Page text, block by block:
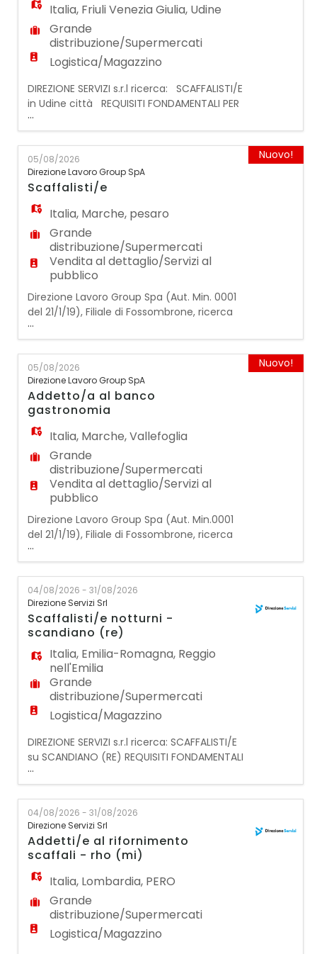
Italia, Friuli Venezia Giulia, Udine
Grande
distribuzione/Supermercati
Logistica/Magazzino
DIREZIONE SERVIZI s.r.l ricerca: SCAFFALISTI/E
in Udine città REQUISITI FONDAMENTALI PER
LA CANDIDATURA: - Preferibilmente
esperienza pregressa nella mansione presso
la G.D.O; - DISPONIBILITA' IMMEDIATA e
flessibilità oraria; - Domicilio ad Albino o
essere automuniti/motomuniti; - Capacità
di lavorare in team, gestione dello stress,
dinam
...
05/08/2026
Direzione Lavoro Group SpA
Scaffalisti/e
Italia, Marche, pesaro
Grande
distribuzione/Supermercati
Vendita al dettaglio/Servizi al
pubblico
Direzione Lavoro Group Spa (Aut. Min. 0001
del 21/1/19), Filiale di Fossombrone, ricerca
per supermercato SCAFFALISTI GDO. La
figura ricercata dovrà svolgere le seguenti
mansioni: - rifornimento e sistemazione
della merce sugli scaffali; - controllo delle
scadenze e rotazione dei prodotti; - verifica
della corretta esposizione dei prodotti; -
...
Nuovo!
05/08/2026
Direzione Lavoro Group SpA
Addetto/a al banco
gastronomia
Italia, Marche,Vallefoglia
Grande
distribuzione/Supermercati
Vendita al dettaglio/Servizi al
pubblico
Direzione Lavoro Group Spa (Aut. Min.0001
del 21/1/19), Filiale di Fossombrone, ricerca
per un supermercato un/a ADDETTO/A AL
BANCO GASTRONOMIA La figura ricercata
dovrà svolgere le seguenti mansioni: ●
Gestione e preparazione dei prodotti da
banco gastronomia ● Assistenza ai clienti
nella scelta dei prodotti ● Gestione delle
operazioni di t
...
Nuovo!
04/08/2026 - 31/08/2026
Direzione Servizi Srl
Scaffalisti/e notturni -
scandiano (re)
Italia, Emilia-Romagna, Reggio
nell'Emilia
Grande
distribuzione/Supermercati
Logistica/Magazzino
DIREZIONE SERVIZI s.r.l ricerca: SCAFFALISTI/E
su SCANDIANO (RE) REQUISITI FONDAMENTALI
PER LA CANDIDATURA: - Preferibilmente
esperienza pregressa nella mansione presso
la G.D.O; - DISPONIBILITA' IMMEDIATA e
flessibilità oraria; - AUTOMUNITI; - Saper
usare il transpallet; - Capacità di lavorare in
team, gestione dello stress, dinamismo,
reat
...
04/08/2026 - 31/08/2026
Direzione Servizi Srl
Addetti/e al rifornimento
scaffali - rho (mi)
Italia, Lombardia, PERO
Grande
distribuzione/Supermercati
Logistica/Magazzino